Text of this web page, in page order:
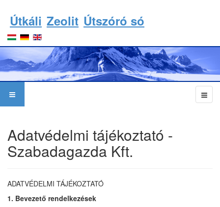
Útkáli Zeolit Útszóró só
Adatvédelmi tájékoztató -
Szabadagazda Kft.
ADATVÉDELMI TÁJÉKOZTATÓ
1. Bevezető rendelkezések